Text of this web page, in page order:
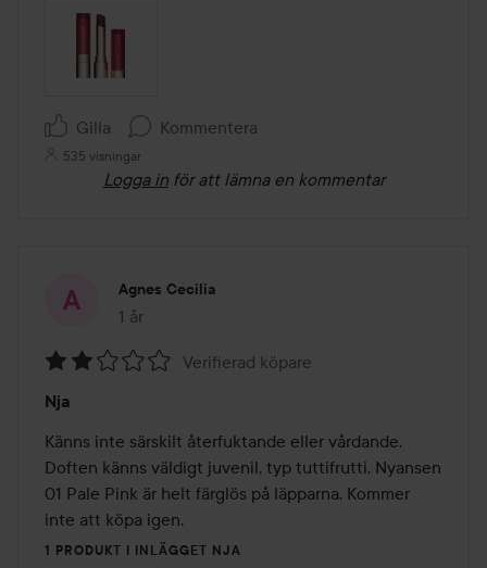
Gilla Kommentera
535 visningar
Logga in för att lämna en kommentar
Agnes Cecilia
1 år
Inlägget skapades 1 år
2
av
5
Verifierad köpare
Nja
Känns inte särskilt återfuktande eller vårdande.
Doften känns väldigt juvenil, typ tuttifrutti. Nyansen
01 Pale Pink är helt färglös på läpparna. Kommer
inte att köpa igen.
1 PRODUKT I INLÄGGET NJA